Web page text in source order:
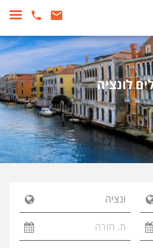
לונציה